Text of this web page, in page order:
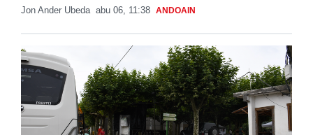
Jon Ander Ubeda abu 06, 11:38 ANDOAIN